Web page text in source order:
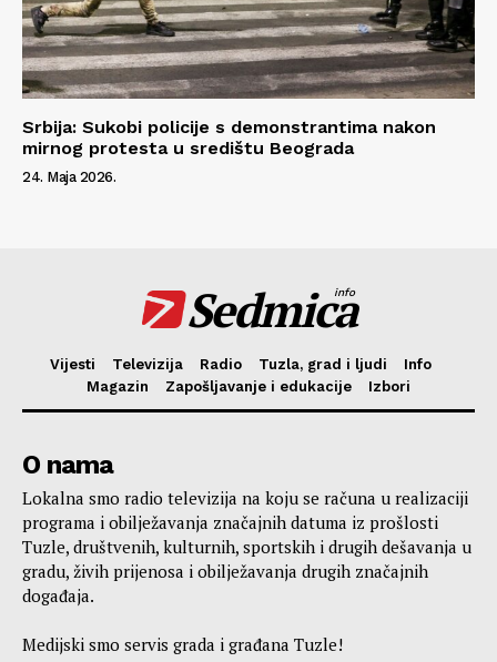
Srbija: Sukobi policije s demonstrantima nakon
mirnog protesta u središtu Beograda
24. Maja 2026.
Sedmica
info
Vijesti Televizija Radio Tuzla, grad i ljudi
Info
Magazin
Zapošljavanje i edukacije Izbori
O nama
Lokalna smo radio televizija na koju se računa u realizaciji
programa i obilježavanja značajnih datuma iz prošlosti
Tuzle, društvenih, kulturnih, sportskih i drugih dešavanja u
gradu, živih prijenosa i obilježavanja drugih značajnih
događaja.
Medijski smo servis grada i građana Tuzle!